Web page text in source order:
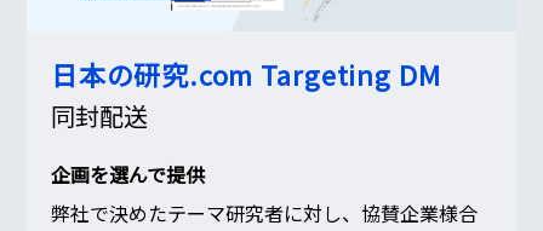
日本の研究.com Targeting DM
同封配送
企画を選んで提供
弊社で決めたテーマ研究者に対し、協賛企業様合